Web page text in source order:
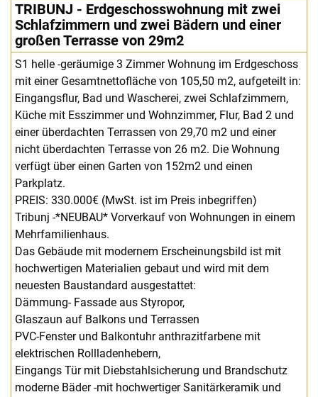
TRIBUNJ - Erdgeschosswohnung mit zwei
Schlafzimmern und zwei Bädern und einer
großen Terrasse von 29m2
S1 helle -geräumige 3 Zimmer Wohnung im Erdgeschoss
mit einer Gesamtnettofläche von 105,50 m2, aufgeteilt in:
Eingangsflur, Bad und Wascherei, zwei Schlafzimmern,
Küche mit Esszimmer und Wohnzimmer, Flur, Bad 2 und
einer überdachten Terrassen von 29,70 m2 und einer
nicht überdachten Terrasse von 26 m2. Die Wohnung
verfügt über einen Garten von 152m2 und einen
Parkplatz.
PREIS: 330.000€ (MwSt. ist im Preis inbegriffen)
Tribunj -*NEUBAU* Vorverkauf von Wohnungen in einem
Mehrfamilienhaus.
Das Gebäude mit modernem Erscheinungsbild ist mit
hochwertigen Materialien gebaut und wird mit dem
neuesten Baustandard ausgestattet:
Dämmung- Fassade aus Styropor,
Glaszaun auf Balkons und Terrassen
PVC-Fenster und Balkontuhr anthrazitfarbene mit
elektrischen Rollladenhebern,
Eingangs Tür mit Diebstahlsicherung und Brandschutz
moderne Bäder -mit hochwertiger Sanitärkeramik und